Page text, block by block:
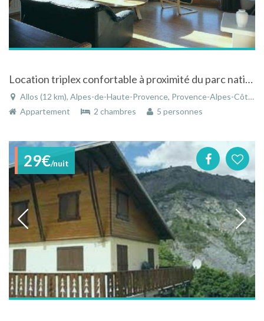
Location triplex confortable à proximité du parc national du Mercantour dans le Val d'Allos
Allos (12 km), Alpes-de-Haute-Provence, Provence-Alpes-Côte d'Azur, France
Appartement
2 chambres 5 personnes
29€/nuit